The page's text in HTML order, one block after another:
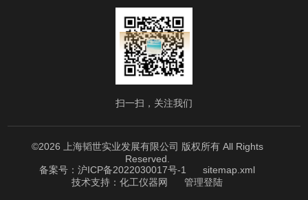
扫一扫，关注我们
©2026 上海韬世实业发展有限公司 版权所有 All Rights
Reserved.
备案号：沪ICP备2022030017号-1
sitemap.xml
技术支持： 化工仪器网 管理登陆